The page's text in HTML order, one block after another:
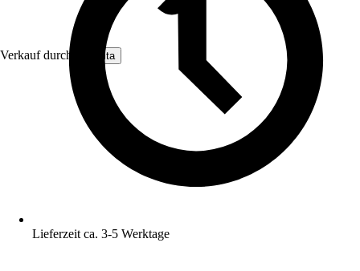
Verkauf durch: Nomita
Lieferzeit ca. 3-5 Werktage